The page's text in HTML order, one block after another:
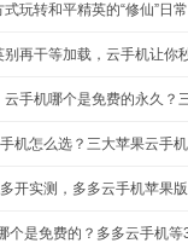
玩转和平精英的“修仙”日常